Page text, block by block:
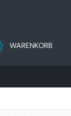
WARENKORB